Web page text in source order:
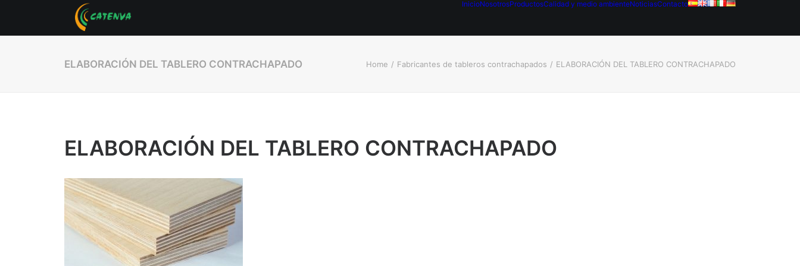
InicioNosotrosProductosCalidad y medio ambienteNoticiasContacto
ELABORACIÓN DEL TABLERO CONTRACHAPADO Home Fabricantes de tableros contrachapados ELABORACIÓN DEL TABLERO CONTRACHAPADO
ELABORACIÓN DEL TABLERO CONTRACHAPADO